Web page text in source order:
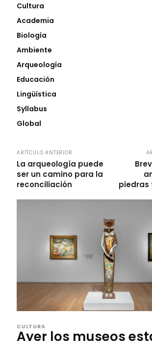
Cultura
Academia
Biología
Ambiente
Arqueología
Educación
Lingüística
Syllabus
Global
ARTÍCULO ANTERIOR
La arqueología puede
ser un camino para la
reconciliación
piedras
CULTURA
Ayer los museos